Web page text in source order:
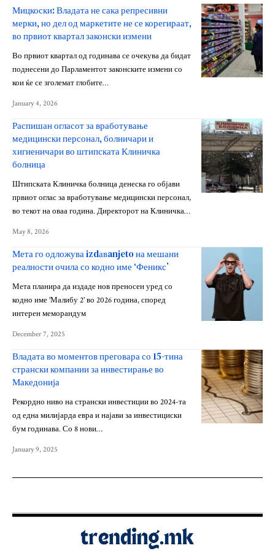
Мицкоски: Владата не сака репресивни
мерки, но дел од маркетите не се корегираат,
во првиот квартал законски измени
Во првиот квартал од годинава се очекува да бидат
поднесени до Парламентот законските измени со
кои ќе се зголемат глобите…
January 4, 2026
Распишан огласот за вработување
медицински персонал, болничари и
хигиеничари во штипската Клиничка
болница
Штипската Клиничка болница денеска го објави
првиот оглас за вработување медицински персонал,
во текот на оваа година. Директорот на Клиничка…
May 8, 2026
Мета го одложува izdавanjeto на мешани
реалности очила со кодно име ‘Феникс’
Мета планира да издаде нов преносен уред со
кодно име 'Малибу 2' во 2026 година, според
интерен меморандум
December 7, 2025
Владата во моментов преговара со 15-тина
странски компании за инвестирање во
Македонија
Рекордно ниво на странски инвестиции во 2024-та
од една милијарда евра и најави за инвестициски
бум годинава. Со 8 нови…
January 9, 2025